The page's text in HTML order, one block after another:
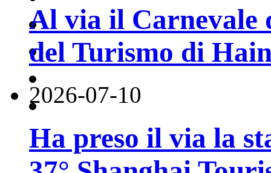
Al via il Carnevale
del Turismo di
2026-07-10
Ha preso il via la